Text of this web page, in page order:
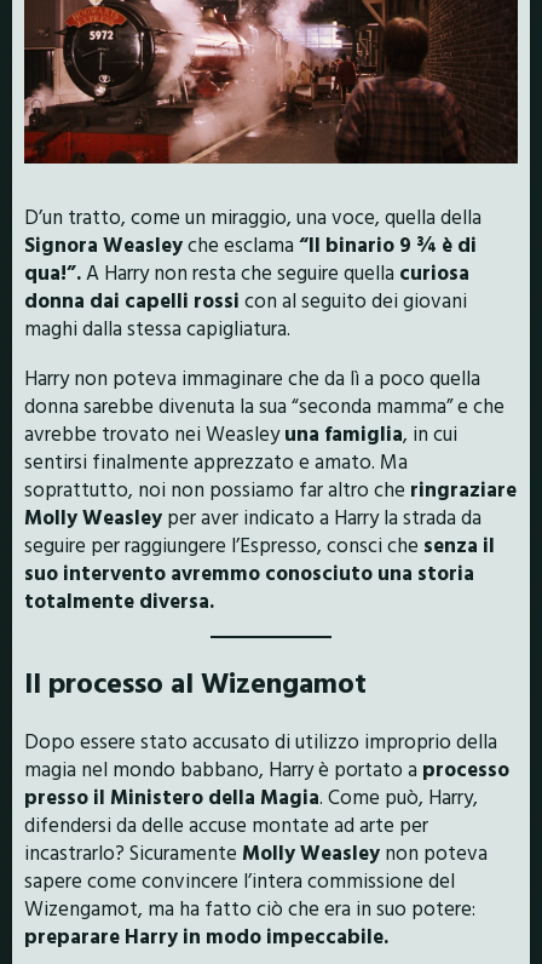
D’un tratto, come un miraggio, una voce, quella della
Signora Weasleyche esclama “Il binario 9 ¾ è di
qua!”.A Harry non resta che seguire quella curiosa
donna dai capelli rossi con al seguito dei giovani
maghi dalla stessa capigliatura.
Harry non poteva immaginare che da lì a poco quella
donna sarebbe divenuta la sua “seconda mamma” e che
avrebbe trovato nei Weasleyuna famiglia, in cui
sentirsi finalmente apprezzato e amato. Ma
soprattutto, noi non possiamo far altro che ringraziare
Molly Weasley per aver indicato a Harry la strada da
seguire per raggiungere l’Espresso, consci che senza il
suo intervento avremmo conosciuto una storia
totalmente diversa.
Il processo al Wizengamot
Dopo essere stato accusato di utilizzo improprio della
magia nel mondo babbano, Harry è portato a processo
presso il Ministero della Magia. Come può, Harry,
difendersi da delle accuse montate ad arte per
incastrarlo? Sicuramente Molly Weasley non poteva
sapere come convincere l’intera commissione del
Wizengamot, ma ha fatto ciò che era in suo potere:
preparare Harry in modo impeccabile.